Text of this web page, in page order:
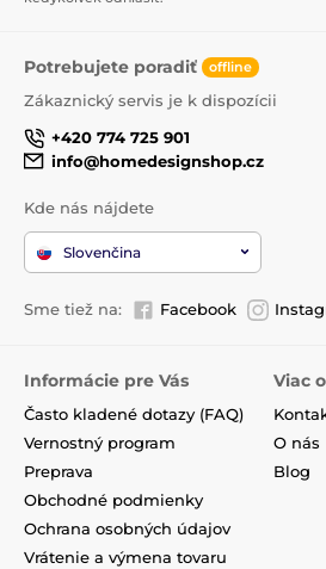
Potrebujete poradiť offline
Zákaznický servis je k dispozícii
+420 774 725 901
info@homedesignshop.cz
Kde nás nájdete
Slovenčina
Sme tiež na: Facebook
Informácie pre Vás
Často kladené dotazy (FAQ)
Vernostný program
Preprava
Obchodné podmienky
Ochrana osobných údajov
Vrátenie a výmena tovaru
Viac
O nás
Blog